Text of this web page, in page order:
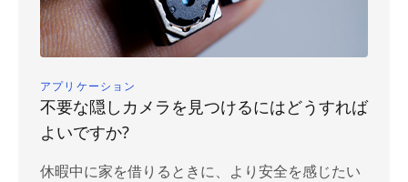
アプリケーション
不要な隠しカメラを見つけるにはどうすれば
よいですか?
休暇中に家を借りるときに、より安全を感じたい